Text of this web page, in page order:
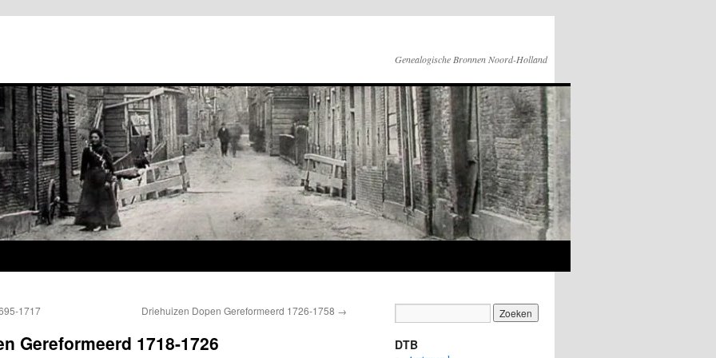
Genealogische Bronnen Noord-Holland
1717 Driehuizen Dopen Gereformeerd 1726-1758 →
Gereformeerd 1718-1726 DTB